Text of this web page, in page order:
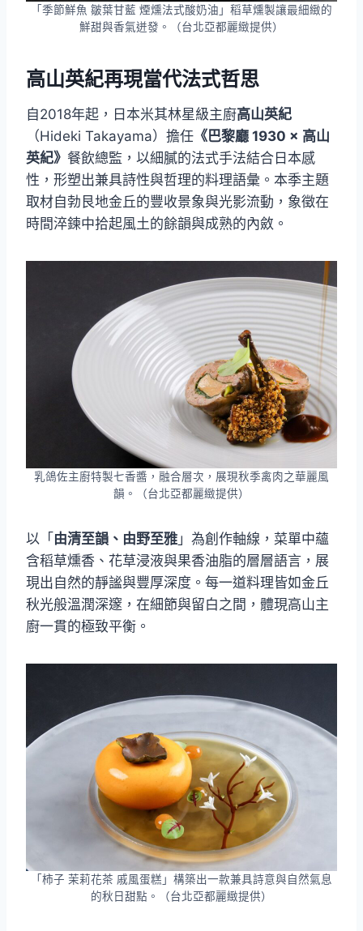
「季節鮮魚 皺葉甘藍 煙燻法式酸奶油」稻草燻製讓最細緻的
鮮甜與香氣迸發。（台北亞都麗緻提供）
高山英紀再現當代法式哲思
自2018年起，日本米其林星級主廚高山英紀
（Hideki Takayama）擔任 《巴黎廳 1930 × 高山
英紀》 餐飲總監，以細膩的法式手法結合日本感
性，形塑出兼具詩性與哲理的料理語彙。本季主題
取材自勃艮地金丘的豐收景象與光影流動，象徵在
時間淬鍊中拾起風土的餘韻與成熟的內斂。
乳鴿佐主廚特製七香醬，融合層次，展現秋季禽肉之華麗風
韻。（台北亞都麗緻提供）
以「 由清至韻、由野至雅 」為創作軸線，菜單中蘊
含稻草燻香、花草浸液與果香油脂的層層語言，展
現出自然的靜謐與豐厚深度。每一道料理皆如金丘
秋光般溫潤深邃，在細節與留白之間，體現高山主
廚一貫的極致平衡。
「柿子 茉莉花茶 戚風蛋糕」構築出一款兼具詩意與自然氣息
的秋日甜點。（台北亞都麗緻提供）